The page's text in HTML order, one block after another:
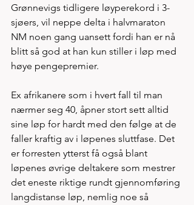
Grønnevigs tidligere løyperekord i 3-
sjøers, vil neppe delta i halvmaraton
NM noen gang uansett fordi han er nå
blitt så god at han kun stiller i løp med
høye pengepremier.
Ex afrikanere som i hvert fall til man
nærmer seg 40, åpner stort sett alltid
sine løp for hardt med den følge at de
faller kraftig av i løpenes sluttfase. Det
er forresten ytterst få også blant
løpenes øvrige deltakere som mestrer
det eneste riktige rundt gjennomføring
langdistanse løp, nemlig noe så